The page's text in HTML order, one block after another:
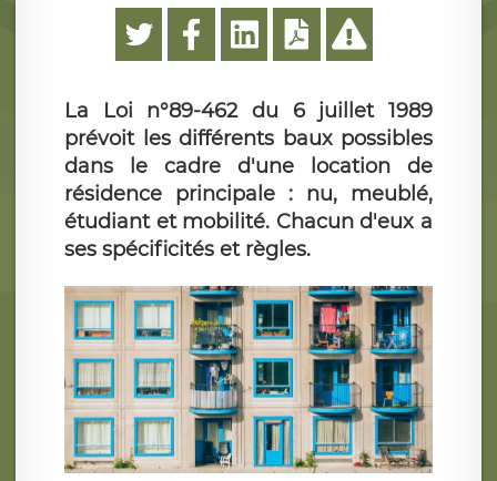
La Loi n°89-462 du 6 juillet 1989
prévoit les différents baux possibles
dans le cadre d'une location de
résidence principale : nu, meublé,
étudiant et mobilité. Chacun d'eux a
ses spécificités et règles.